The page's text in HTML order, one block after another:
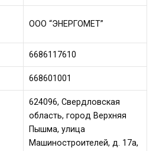
ООО “ЭНЕРГОМЕТ”
6686117610
668601001
624096, Свердловская
область, город Верхняя
Пышма, улица
Машиностроителей, д. 17а,